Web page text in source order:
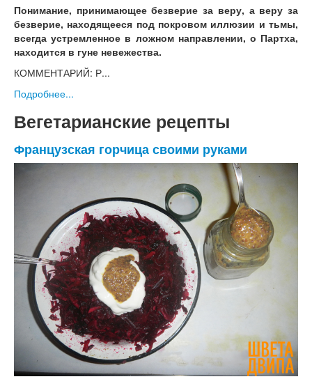
Понимание, принимающее безверие за веру, а веру за
безверие, находящееся под покровом иллюзии и тьмы,
всегда устремленное в ложном направлении, о Партха,
находится в гуне невежества.
КОММЕНТАРИЙ: Р...
Подробнее...
Вегетарианские рецепты
Французская горчица своими руками